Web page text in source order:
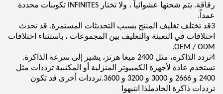
رقاقة. يتم شحنها عشوائياً ، ولا تختار INFINITES تكوينات محددة
عمداً.
3قد تختلف تغليف المنتج بسبب التحديثات المستمرة. قد تحدث
اختلافات في التعبئة والتغليف بين المجموعات ، باستثناء اختلافات
OEM / ODM.
4تردد الذاكرة، مثل 2400 ميغا هرتز، يشير إلى سرعة الذاكرة.
تستخدم عادة لأجهزة الكمبيوتر المنزلية أو المكتبية ترددات مثل
2400 و 2666 و 3000 و 3200 و 3600.ترددات أخرى قد تكون
ترددات ذاكرة الخادملذا انتبهوا